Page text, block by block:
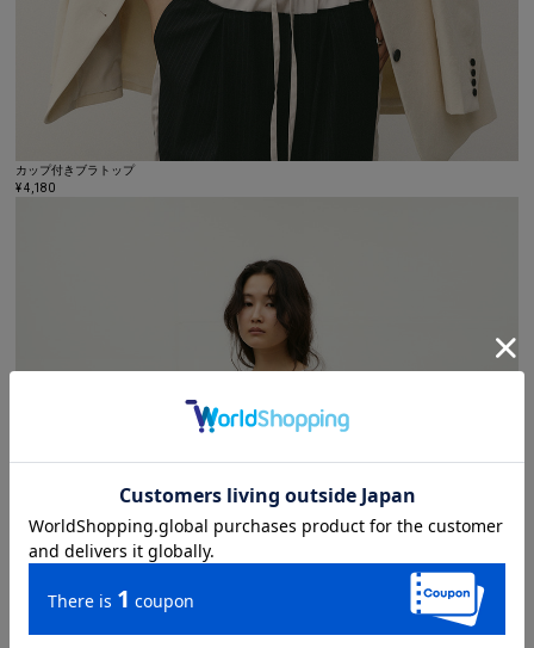
カップ付きブラトップ
¥ 4,180